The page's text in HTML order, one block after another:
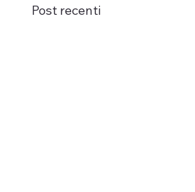
Post recenti